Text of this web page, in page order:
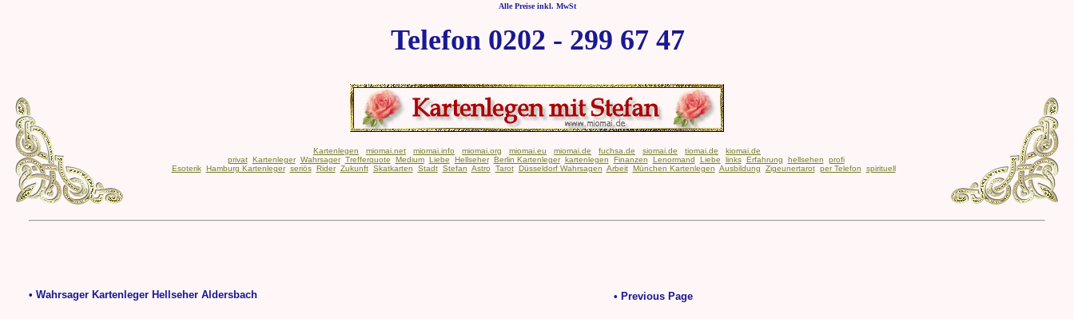
Alle Preise inkl. MwSt
Telefon 0202 - 299 67 47
Kartenlegen miomai.net miomai.info miomai.org miomai.eu miomai.de fuchsa.de siomai.de tiomai.de
kiomai.de
privat Kartenleger Wahrsager Trefferquote Medium Liebe Hellseher Berlin Kartenleger kartenlegen Finanzen Lenormand Liebe links Erfahrung hellsehen
profi
Esoterik Hamburg Kartenleger seriös Rider Zukunft Skatkarten Stadt Stefan Astro Tarot Düsseldorf Wahrsagen Arbeit München Kartenlegen Ausbildung Zigeunertarot per Telefon spirituell
• Wahrsager Kartenleger Hellseher Aldersbach • Previous Page